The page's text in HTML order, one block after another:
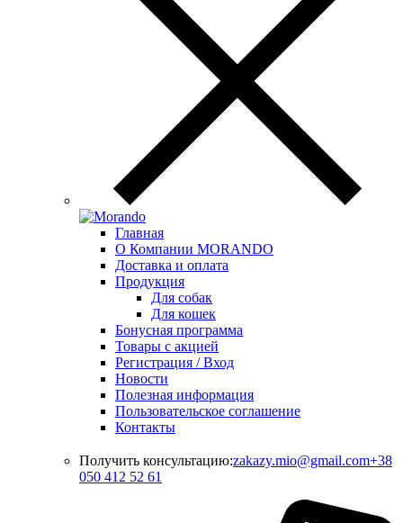
Главная
О Компании MORANDO
Доставка и оплата
Продукция
Для собак
Для кошек
Бонусная программа
Товары с акцией
Регистрация / Вход
Новости
Полезная информация
Пользовательское соглашение
Контакты
Получить консультацию:zakazy.mio@gmail.com+38
050 412 52 61